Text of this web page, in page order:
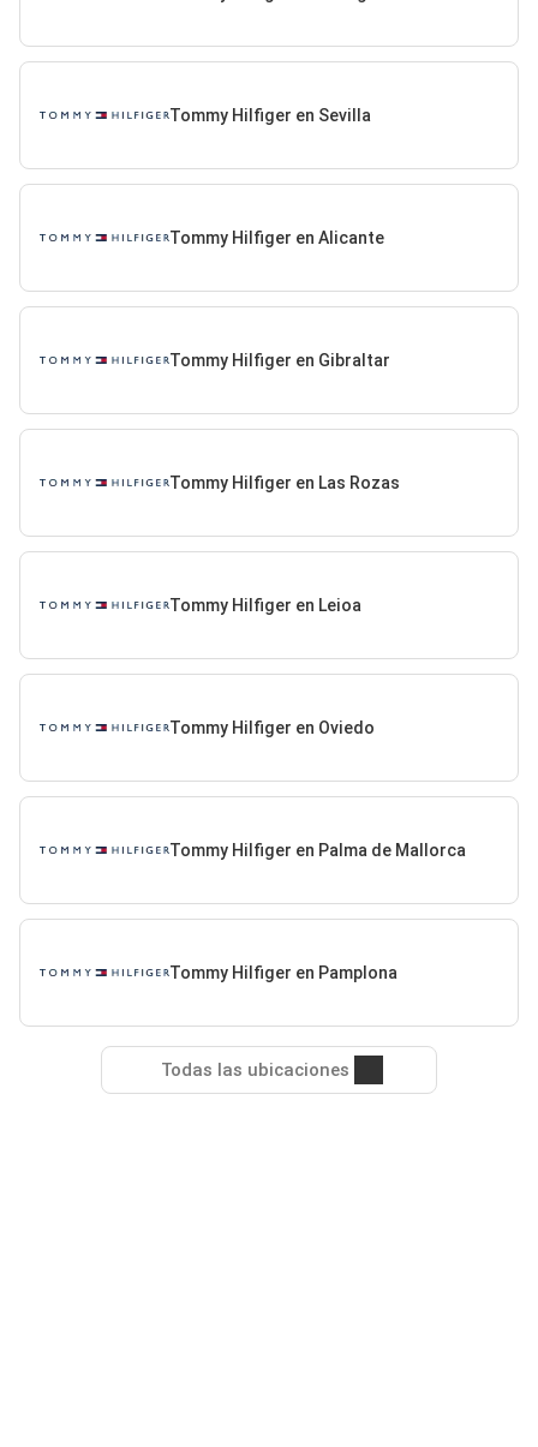
Tommy Hilfiger en Sevilla
Tommy Hilfiger en Alicante
Tommy Hilfiger en Gibraltar
Tommy Hilfiger en Las Rozas
Tommy Hilfiger en Leioa
Tommy Hilfiger en Oviedo
Tommy Hilfiger en Palma de Mallorca
Tommy Hilfiger en Pamplona
Todas las ubicaciones